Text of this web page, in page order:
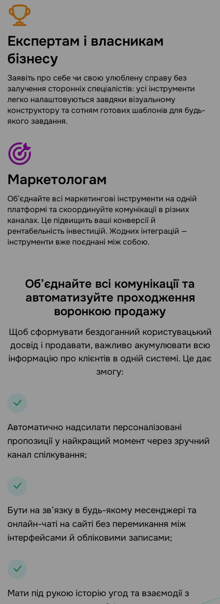
Експертам і власникам
бізнесу
Заявіть про себе чи свою улюблену справу без
залучення сторонніх спеціалістів: усі інструменти
легко налаштовуються завдяки візуальному
конструктору та сотням готових шаблонів для будь-
якого завдання.
Маркетологам
Об’єднайте всі маркетингові інструменти на одній
платформі та скоординуйте комунікації в різних
каналах. Це підвищить ваші конверсії й
рентабельність інвестицій. Жодних інтеграцій —
інструменти вже поєднані між собою.
Об’єднайте всі комунікації та
автоматизуйте проходження
воронкою продажу
Щоб сформувати бездоганний користувацький
досвід і продавати, важливо акумулювати всю
інформацію про клієнтів в одній системі. Це дає
змогу:
Автоматично надсилати персоналізовані
пропозиції у найкращий момент через зручний
канал спілкування;
Бути на зв’язку в будь-якому месенджері та
онлайн-чаті на сайті без перемикання між
інтерфейсами й обліковими записами;
Мати під рукою історію угод та взаємодії з